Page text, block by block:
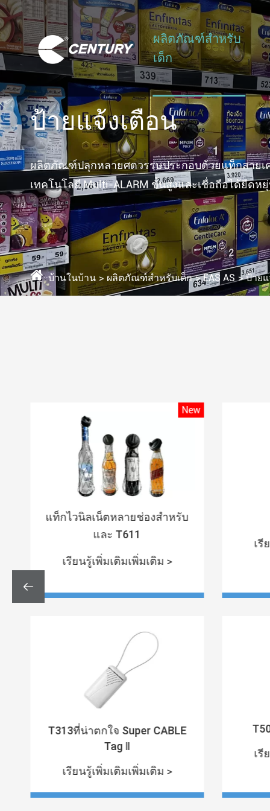
ผลิตภัณฑ์สำหรับ
เด็ก
ป้ายแจ้งเตือน
ผลิตภัณฑ์ปลุกหลายศตวรรษประกอบด้วยแท็กสายเ
เทคโนโลยี Multi-ALARM ขั้นสูงและเชื่อถือได้ยืดห
บ้านในบ้าน ผลิตภัณฑ์สำหรับเด็ก EAS AS ป้าย
New
แท็กไวนิลเน็ตหลายช่องสำหรับ
และ T611
เรียนรู้เพิ่มเติมเพิ่มเติม >
เรี
T313ที่น่าตกใจ Super CABLE
Tag Ⅱ
เรียนรู้เพิ่มเติมเพิ่มเติม >
เรี
